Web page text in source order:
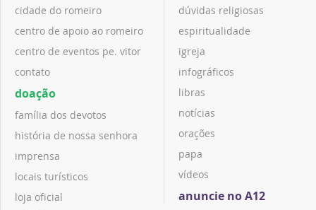
cidade do romeiro
centro de apoio ao romeiro
centro de eventos pe. vitor
contato
doação
família dos devotos
história de nossa senhora
imprensa
locais turísticos
loja oficial
dúvidas religiosas
espiritualidade
igreja
infográficos
libras
notícias
orações
papa
vídeos
anuncie no A12